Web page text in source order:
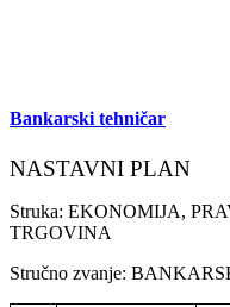
Bankarski tehničar
NASTAVNI PLAN
Struka: EKONOMIJA,
TRGOVINA
Stručno zvanje: